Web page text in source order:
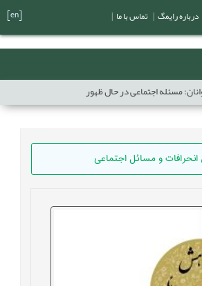
مسئله اجتماعی در حال ظهور
و مسائل اجتماعی
درباره رایمگ تماس با ما